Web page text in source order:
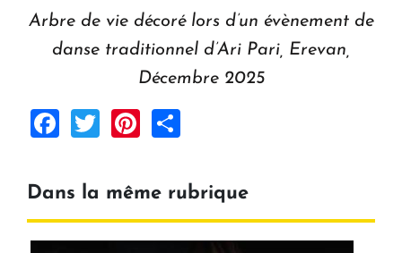
Arbre de vie décoré lors d’un évènement de
danse traditionnel d’Ari Pari, Erevan,
Décembre 2025
Facebook
TwitterPinterest
Dans la même rubrique